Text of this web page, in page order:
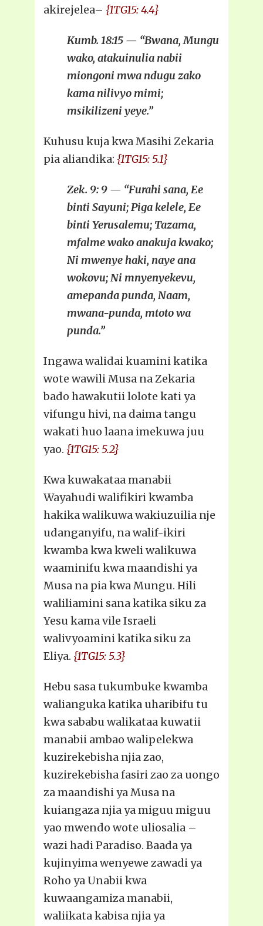
akirejelea– {1TG15: 4.4}
Kumb. 18:15 — “Bwana, Mungu
wako, atakuinulia nabii
miongoni mwa ndugu zako
kama nilivyo mimi;
msikilizeni yeye.”
Kuhusu kuja kwa Masihi Zekaria
pia aliandika: {1TG15: 5.1}
Zek. 9: 9 — “Furahi sana, Ee
binti Sayuni; Piga kelele, Ee
binti Yerusalemu; Tazama,
mfalme wako anakuja kwako;
Ni mwenye haki, naye ana
wokovu; Ni mnyenyekevu,
amepanda punda, Naam,
mwana-punda, mtoto wa
punda.”
Ingawa walidai kuamini katika
wote wawili Musa na Zekaria
bado hawakutii lolote kati ya
vifungu hivi, na daima tangu
wakati huo laana imekuwa juu
yao. {1TG15: 5.2}
Kwa kuwakataa manabii
Wayahudi walifikiri kwamba
hakika walikuwa wakiuzuilia nje
udanganyifu, na walif-ikiri
kwamba kwa kweli walikuwa
waaminifu kwa maandishi ya
Musa na pia kwa Mungu. Hili
waliliamini sana katika siku za
Yesu kama vile Israeli
walivyoamini katika siku za
Eliya. {1TG15: 5.3}
Hebu sasa tukumbuke kwamba
walianguka katika uharibifu tu
kwa sababu walikataa kuwatii
manabii ambao walipelekwa
kuzirekebisha njia zao,
kuzirekebisha fasiri zao za uongo
za maandishi ya Musa na
kuiangaza njia ya miguu miguu
yao mwendo wote uliosalia –
wazi hadi Paradiso. Baada ya
kujinyima wenyewe zawadi ya
Roho ya Unabii kwa
kuwaangamiza manabii,
waliikata kabisa njia ya